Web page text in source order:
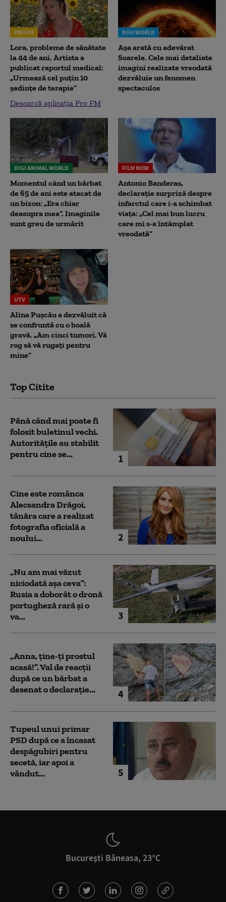
PRO FM
Lora, probleme de sănătate
la 44 de ani. Artista a
publicat raportul medical:
„Urmează cel puțin 10
ședințe de terapie”
Descarcă aplicația Pro FM
DIGI WORLD
Așa arată cu adevărat
Soarele. Cele mai detaliate
imagini realizate vreodată
dezvăluie un fenomen
spectaculos
DIGI ANIMAL WORLD
Momentul când un bărbat
de 65 de ani este atacat de
un bizon: „Era chiar
deasupra mea”. Imaginile
sunt greu de urmărit
FILM NOW
Antonio Banderas,
declarație surpriză despre
infarctul care i-a schimbat
viața: „Cel mai bun lucru
care mi s-a întâmplat
vreodată”
UTV
Alina Pușcău a dezvăluit că
se confruntă cu o boală
gravă. „Am cinci tumori. Vă
rog să vă rugați pentru
mine”
Top Citite
1
Până când mai poate fi
folosit buletinul vechi.
Autoritățile au stabilit
pentru cine se...
2
Cine este românca
Alecsandra Drăgoi,
tânăra care a realizat
fotografia oficială a
noului...
3
„Nu am mai văzut
niciodată așa ceva”:
Rusia a doborât o dronă
portugheză rară și o
va...
4
„Anna, ţine-ţi prostul
acasă!”. Val de reacții
după ce un bărbat a
desenat o declarație...
5
Tupeul unui primar
PSD după ce a încasat
despăgubiri pentru
secetă, iar apoi a
vândut...
București Băneasa, 23°C